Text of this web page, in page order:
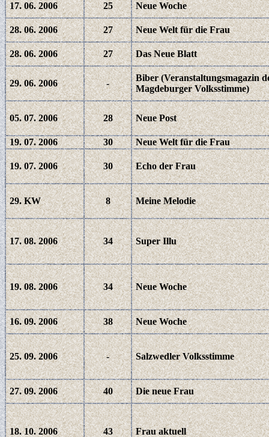
17. 06. 2006 25 Neue Woche
28. 06. 2006 27 Neue Welt für die Frau
28. 06. 2006 27 Das Neue Blatt
29. 06. 2006 -
Biber (Veranstaltungsmagazin
Magdeburger Volksstimme)
05. 07. 2006 28 Neue Post
19. 07. 2006 30 Neue Welt für die Frau
19. 07. 2006 30 Echo der Frau
29. KW 8 Meine Melodie
17. 08. 2006 34 Super Illu
19. 08. 2006 34 Neue Woche
16. 09. 2006 38 Neue Woche
25. 09. 2006 - Salzwedler Volksstimme
27. 09. 2006 40 Die neue Frau
18. 10. 2006 43 Frau aktuell